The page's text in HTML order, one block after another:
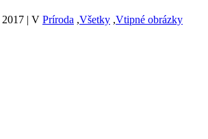
2017 | V Príroda ,Všetky ,Vtipné obrázky